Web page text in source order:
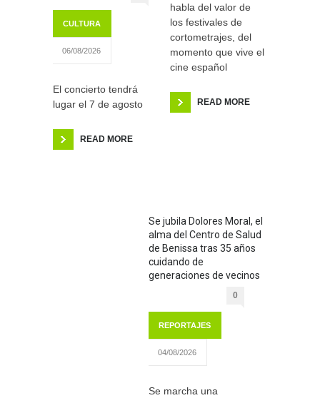
CULTURA
06/08/2026
El concierto tendrá
lugar el 7 de agosto
READ MORE
habla del valor de
los festivales de
cortometrajes, del
momento que vive el
cine español
READ MORE
Se jubila Dolores Moral, el
alma del Centro de Salud
de Benissa tras 35 años
cuidando de
generaciones de vecinos
0
REPORTAJES
04/08/2026
Se marcha una